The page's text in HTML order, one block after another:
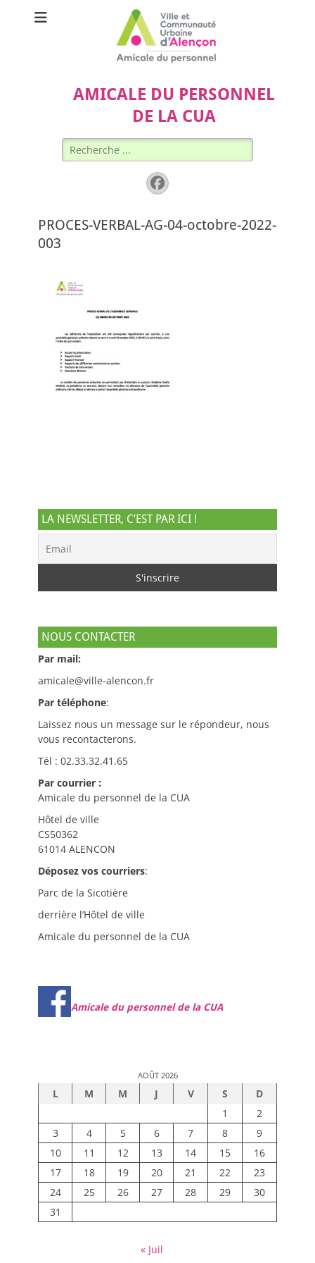
AMICALE DU PERSONNEL
DE LA CUA
Rechercher :
Facebook
PROCES-VERBAL-AG-04-octobre-2022-
003
LA NEWSLETTER, C’EST PAR ICI !
NOUS CONTACTER
Par mail:
amicale@ville-alencon.fr
Par téléphone:
Laissez nous un message sur le répondeur, nous
vous recontacterons.
Tél : 02.33.32.41.65
Par courrier :
Amicale du personnel de la CUA
Hôtel de ville
CS50362
61014 ALENCON
Déposez vos courriers:
Parc de la Sicotière
derrière l’Hôtel de ville
Amicale du personnel de la CUA
Amicale du personnel de la CUA
AOÛT 2026
L M M J V S
D
1
2
3
4 5 6 7 8
9
10
11 12 13 14 15
16
17
18 19 20 21 22
23
24
25 26 27 28 29
30
31
« Juil